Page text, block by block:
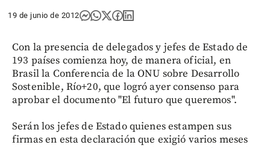
19 de junio de 2012
Con la presencia de delegados y jefes de Estado de
193 países comienza hoy, de manera oficial, en
Brasil la Conferencia de la ONU sobre Desarrollo
Sostenible, Río+20, que logró ayer consenso para
aprobar el documento "El futuro que queremos".
Serán los jefes de Estado quienes estampen sus
firmas en esta declaración que exigió varios meses